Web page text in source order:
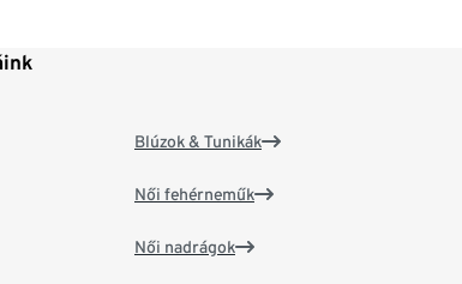
Blúzok & Tunikák
Női fehérneműk
Női nadrágok